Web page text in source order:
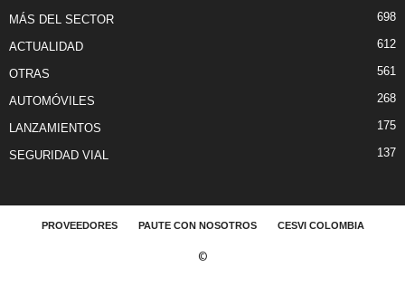
MÁS DEL SECTOR 698
ACTUALIDAD 612
OTRAS 561
AUTOMÓVILES 268
LANZAMIENTOS 175
SEGURIDAD VIAL 137
PROVEEDORES PAUTE CON NOSOTROS CESVI COLOMBIA
©